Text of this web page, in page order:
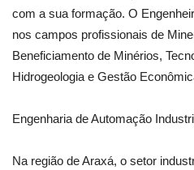
com a sua formação. O
nos campos profissionais de
Beneficiamento de Minérios,
Hidrogeologia e Gestão
Engenharia de Automação
Na região de Araxá, o setor